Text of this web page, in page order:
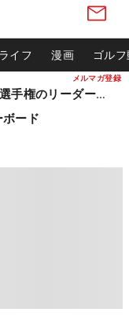
メルマガ登録
ライフ 漫画 ゴル
松山英樹ら出場 ウィンダム選手権のリーダーボード
ード